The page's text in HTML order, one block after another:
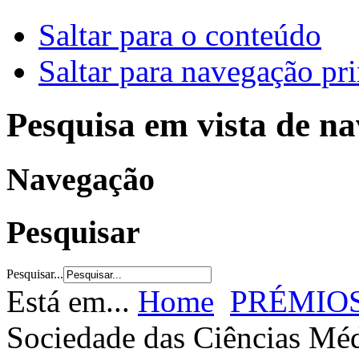
Saltar para o conteúdo
Saltar para navegação
Pesquisa em vista de
Navegação
Pesquisar
Pesquisar...
Está em... Home
Sociedade das Ciências